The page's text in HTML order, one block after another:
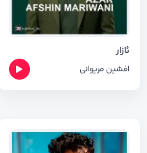
ئازار
افشین مریوانی